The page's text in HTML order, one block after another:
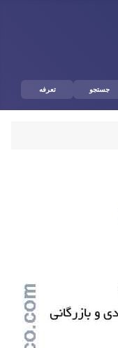
جستجو تعرفه